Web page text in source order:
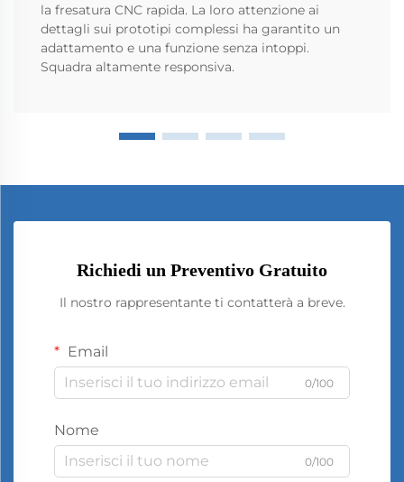
la fresatura CNC rapida. La loro attenzione ai
dettagli sui prototipi complessi ha garantito un
adattamento e una funzione senza intoppi.
Squadra altamente responsiva.
Richiedi un Preventivo Gratuito
Il nostro rappresentante ti contatterà a breve.
Email
0/100
Nome
0/100